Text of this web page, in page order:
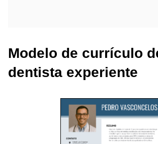
Modelo de currículo
dentista experiente